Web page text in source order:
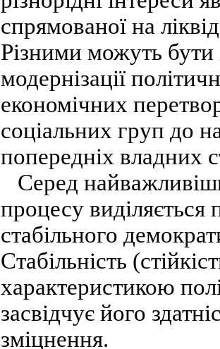
спрямованої на
Різними можуть бути
модернізації
економічних
соціальних груп до
попередніх владних
Серед
процесу
стабільного
Стабільність
характеристикою
засвідчує його
зміцнення.